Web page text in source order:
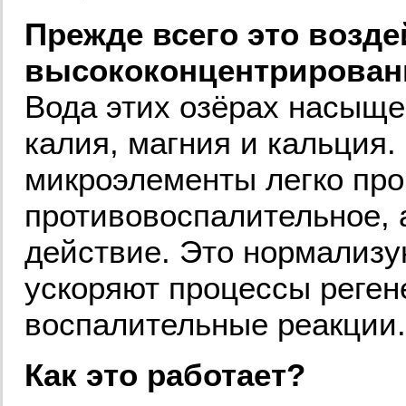
Прежде всего это
Вода этих озёрах
калия, магния и
микроэлементы легко
действие. Это
ускоряют процессы
воспалительные реакции.
Как это работает?